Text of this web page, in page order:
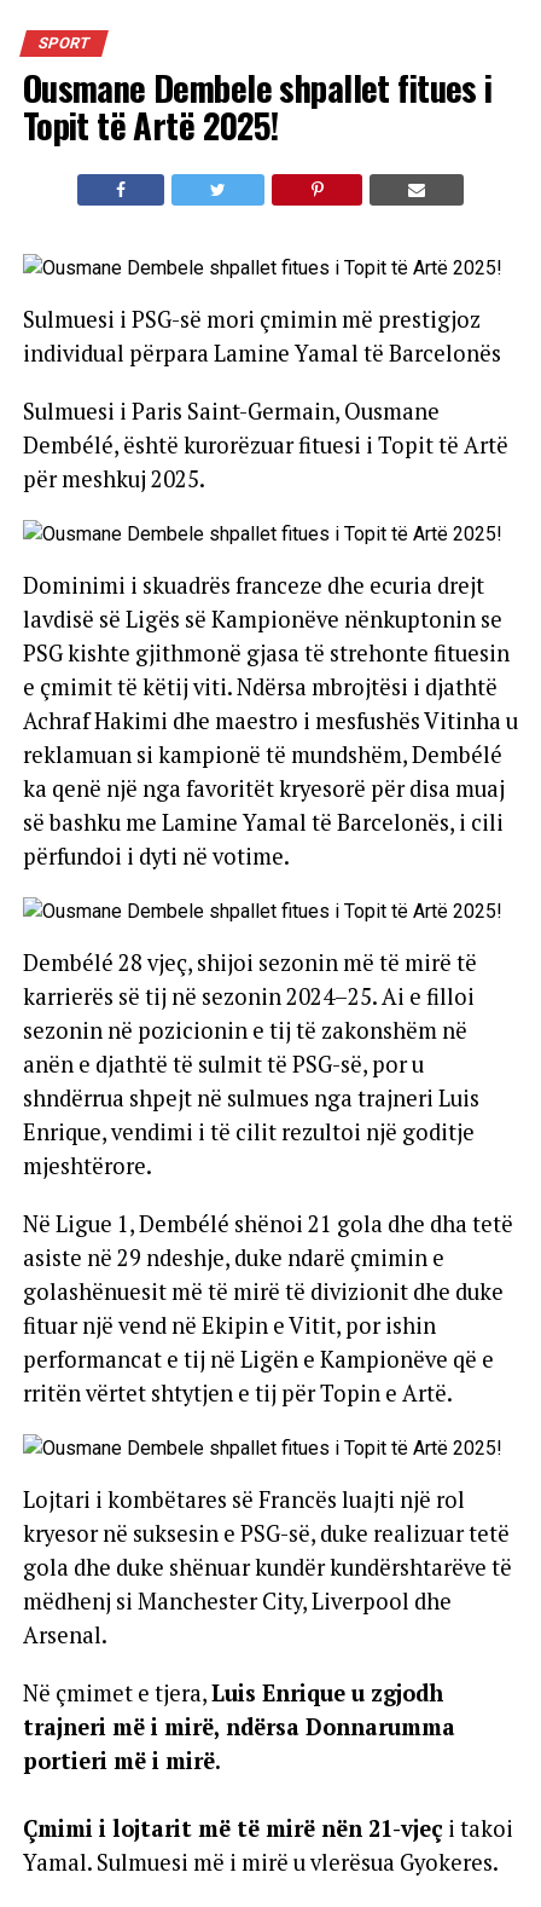
SPORT
Ousmane Dembele shpallet fitues i
Topit të Artë 2025!
Sulmuesi i PSG-së mori çmimin më prestigjoz
individual përpara Lamine Yamal të Barcelonës
Sulmuesi i Paris Saint-Germain, Ousmane
Dembélé, është kurorëzuar fituesi i Topit të Artë
për meshkuj 2025.
Dominimi i skuadrës franceze dhe ecuria drejt
lavdisë së Ligës së Kampionëve nënkuptonin se
PSG kishte gjithmonë gjasa të strehonte fituesin
e çmimit të këtij viti. Ndërsa mbrojtësi i djathtë
Achraf Hakimi dhe maestro i mesfushës Vitinha u
reklamuan si kampionë të mundshëm, Dembélé
ka qenë një nga favoritët kryesorë për disa muaj
së bashku me Lamine Yamal të Barcelonës, i cili
përfundoi i dyti në votime.
Dembélé 28 vjeç, shijoi sezonin më të mirë të
karrierës së tij në sezonin 2024–25. Ai e filloi
sezonin në pozicionin e tij të zakonshëm në
anën e djathtë të sulmit të PSG-së, por u
shndërrua shpejt në sulmues nga trajneri Luis
Enrique, vendimi i të cilit rezultoi një goditje
mjeshtërore.
Në Ligue 1, Dembélé shënoi 21 gola dhe dha tetë
asiste në 29 ndeshje, duke ndarë çmimin e
golashënuesit më të mirë të divizionit dhe duke
fituar një vend në Ekipin e Vitit, por ishin
performancat e tij në Ligën e Kampionëve që e
rritën vërtet shtytjen e tij për Topin e Artë.
Lojtari i kombëtares së Francës luajti një rol
kryesor në suksesin e PSG-së, duke realizuar tetë
gola dhe duke shënuar kundër kundërshtarëve të
mëdhenj si Manchester City, Liverpool dhe
Arsenal.
Në çmimet e tjera,Luis Enrique u zgjodh
trajneri më i mirë, ndërsa Donnarumma
portieri më i mirë.
Çmimi i lojtarit më të mirë nën 21-vjeç i takoi
Yamal. Sulmuesi më i mirë u vlerësua Gyokeres.